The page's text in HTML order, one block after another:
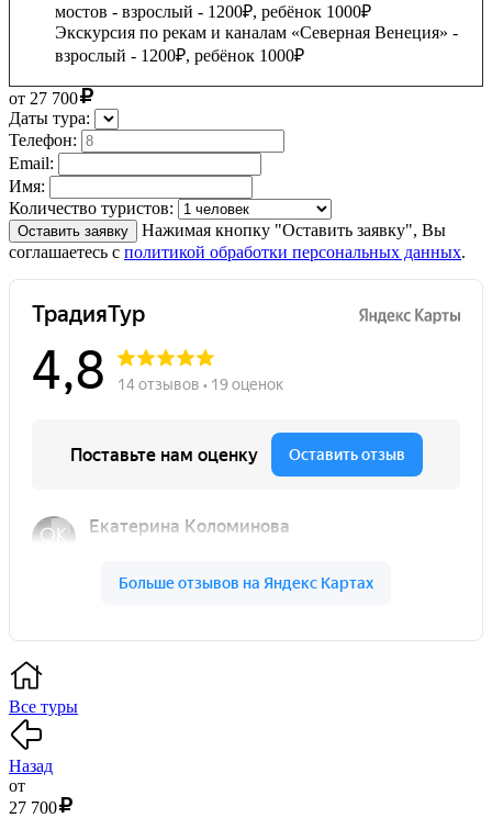
мостов - взрослый - 1200₽, ребёнок 1000₽
Экскурсия по рекам и каналам «Северная Венеция» -
взрослый - 1200₽, ребёнок 1000₽
от 27 700
Даты тура:
Телефон:
Email:
Имя:
Количество туристов:
Оставить заявку
Нажимая кнопку "Оставить заявку", Вы
соглашаетесь с политикой обработки персональных данных.
Все туры
Назад
от
27 700